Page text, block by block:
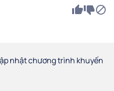
nhật chương trình khuyến